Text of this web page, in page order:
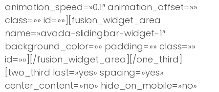
animation_speed=»0.1″ animation_offset=»»
class=»» id=»»][fusion_widget_area
name=»avada-slidingbar-widget-1″
background_color=»» padding=»» class=»»
id=»»][/fusion_widget_area][/one_third]
[two_third last=»yes» spacing=»yes»
center_content=»no» hide_on_mobile=»no»